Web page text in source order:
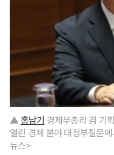
▲홍남기 경제부총리 겸 기
열린 경제 분야 대정부질문
뉴스>